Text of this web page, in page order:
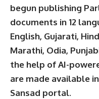
begun publishing
documents in 12
English, Gujarati,
Marathi, Odia,
the help of AI-
are made available
Sansad portal.